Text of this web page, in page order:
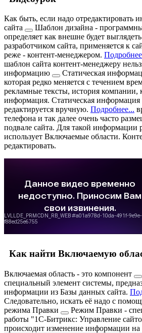
Как быть, если надо отредактировать
сайта
Шаблон дизайна -
определяет как внешне будет
разработчиком сайта, применяется к
реже - контент-менеджером.
шаблон сайта контент-менеджеру
информацию
Статическая
которая редко меняется с течением
рекламные тексты, история компании,
информация. Статическая информация
редактируется вручную. Подробнее...
телефона и так далее очень часто
подвале сайта. Для такой информации
использует Включаемые области.
редактировать.
Как найти Включаемую
Включаемая область - это компонент
специальный элемент системы,
информации из Базы данных сайта.
Следовательно, искать её надо с
режима Правки
Режим Правки -
работы "1С-Битрикс: Управление
происходит изменение информации на